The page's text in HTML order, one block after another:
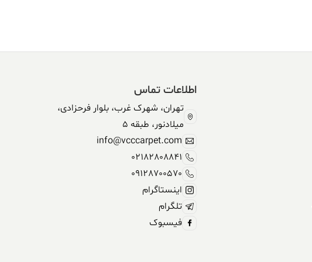
اطلاعات تماس
تهران، شهرک غرب، بلوار فرحزادی،
میلادنور، طبقه 5
info@vcccarpet.com
02182808841
09128700570
اینستاگرام
تلگرام
فیسبوک